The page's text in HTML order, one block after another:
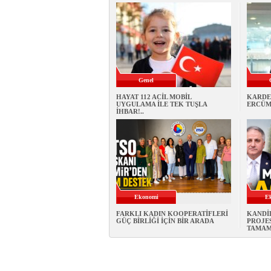
Genel
HAYAT 112 ACİL MOBİL
UYGULAMA İLE TEK TUŞLA
İHBAR!..
Ekonomi
FARKLI KADIN KOOPERATİFLERİ
GÜÇ BİRLİĞİ İÇİN BİR ARADA